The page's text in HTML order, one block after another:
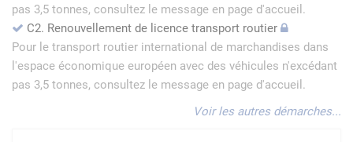
pas 3,5 tonnes, consultez le message en page d'accueil.
C2. Renouvellement de licence transport routier
Pour le transport routier international de marchandises dans
l'espace économique européen avec des véhicules n'excédant
pas 3,5 tonnes, consultez le message en page d'accueil.
Voir les autres démarches...